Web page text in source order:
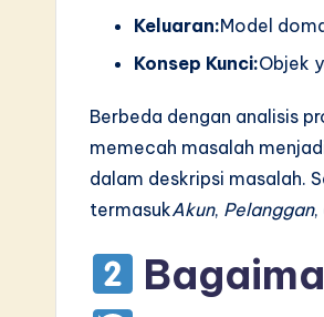
Keluaran:Model
Konsep Kunci:Objek
Berbeda dengan analisis
memecah masalah
dalam deskripsi masalah.
termasukAkun, Pelanggan,